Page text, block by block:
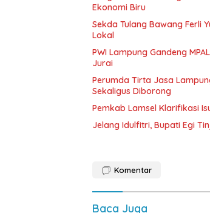
Ekonomi Biru
Sekda Tulang Bawang Ferli
Lokal
PWI Lampung Gandeng
Jurai
Perumda Tirta Jasa
Sekaligus Diborong
Pemkab Lamsel Klarifikasi
Jelang Idulfitri, Bupati Egi
Komentar
Baca Juga